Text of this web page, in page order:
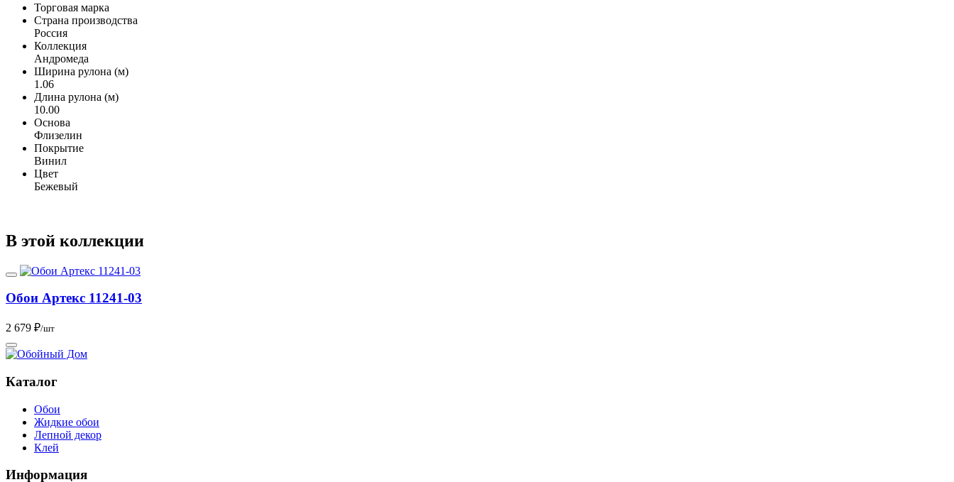
Торговая марка
Страна производства
Россия
Коллекция
Андромеда
Ширина рулона (м)
1.06
Длина рулона (м)
10.00
Основа
Флизелин
Покрытие
Винил
Цвет
Бежевый
В этой коллекции
Обои Артекс 11241-03
2 679 ₽/шт
Каталог
Обои
Жидкие обои
Лепной декор
Клей
Информация